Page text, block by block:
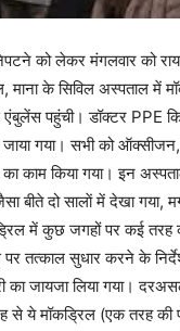
को लेकर मंगलवार को
माना के सिविल अस्पताल में
एंबुलेंस पहुंची। डॉक्टर PPE
गया। सभी को
काम किया गया। इन
बीते दो सालाें में देखा
में कुछ जगहों पर कई
तत्काल सुधार करने के
का जायजा लिया गया।
से ये मॉकड्रिल (एक तरह की